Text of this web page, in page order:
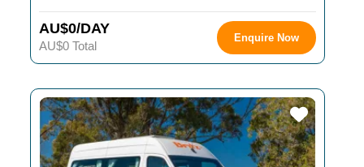
AU$0/DAY
AU$0 Total
Enquire Now